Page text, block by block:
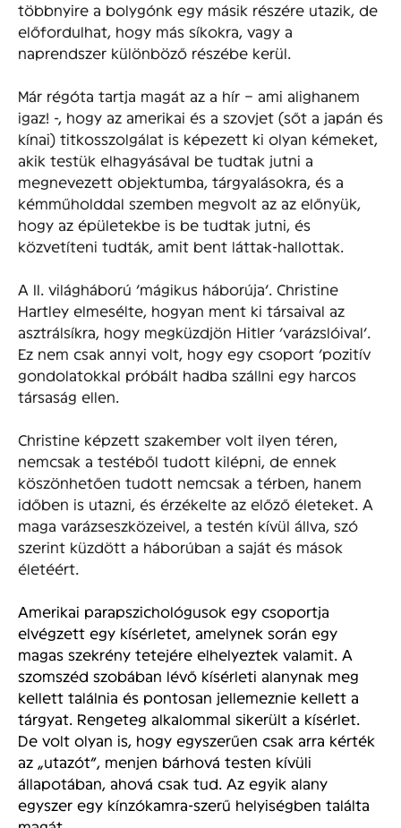
többnyire a bolygónk egy másik részére utazik, de
előfordulhat, hogy más síkokra, vagy a
naprendszer különböző részébe kerül.
Már régóta tartja magát az a hír – ami alighanem
igaz! -, hogy az amerikai és a szovjet (sőt a japán és
kínai) titkosszolgálat is képezett ki olyan kémeket,
akik testük elhagyásával be tudtak jutni a
megnevezett objektumba, tárgyalásokra, és a
kémműholddal szemben megvolt az az előnyük,
hogy az épületekbe is be tudtak jutni, és
közvetíteni tudták, amit bent láttak-hallottak.
A II. világháború ’mágikus háborúja’. Christine
Hartley elmesélte, hogyan ment ki társaival az
asztrálsíkra, hogy megküzdjön Hitler ’varázslóival’.
Ez nem csak annyi volt, hogy egy csoport ’pozitív
gondolatokkal próbált hadba szállni egy harcos
társaság ellen.
Christine képzett szakember volt ilyen téren,
nemcsak a testéből tudott kilépni, de ennek
köszönhetően tudott nemcsak a térben, hanem
időben is utazni, és érzékelte az előző életeket. A
maga varázseszközeivel, a testén kívül állva, szó
szerint küzdött a háborúban a saját és mások
életéért.
Amerikai parapszichológusok egy csoportja
elvégzett egy kísérletet, amelynek során egy
magas szekrény tetejére elhelyeztek valamit. A
szomszéd szobában lévő kísérleti alanynak meg
kellett találnia és pontosan jellemeznie kellett a
tárgyat. Rengeteg alkalommal sikerült a kísérlet.
De volt olyan is, hogy egyszerűen csak arra kérték
az „utazót”, menjen bárhová testen kívüli
állapotában, ahová csak tud. Az egyik alany
egyszer egy kínzókamra-szerű helyiségben találta